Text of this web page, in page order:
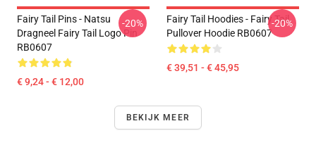
Fairy Tail Pins - Natsu
Dragneel Fairy Tail Logo Pin
RB0607
€ 9,24 - € 12,00
-20%
Fairy Tail Hoodies - Fairy Tail
Pullover Hoodie RB0607
€ 39,51 - € 45,95
-20%
BEKIJK MEER